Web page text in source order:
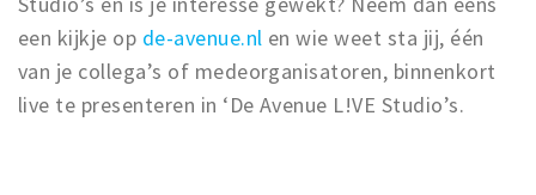
een kijkje op de-avenue.nl en wie weet sta jij, één
van je collega’s of medeorganisatoren, binnenkort
live te presenteren in ‘De Avenue L!VE Studio’s.